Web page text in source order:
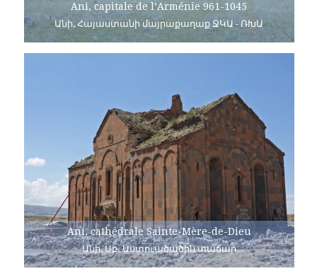
Ani, capitale de l’Arménie 961-1045
Անի, Հայաստանի մայրաքաղաք ՋԿԱ - ՌԽԱ
Ani, cathédrale Sainte-Mère-de-Dieu
Անի, Սբ. Աստուածածին տաճար